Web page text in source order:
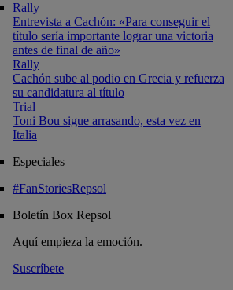
Rally
Entrevista a Cachón: «Para conseguir el
título sería importante lograr una victoria
antes de final de año»
Rally
Cachón sube al podio en Grecia y refuerza
su candidatura al título
Trial
Toni Bou sigue arrasando, esta vez en
Italia
Especiales
#FanStoriesRepsol
Boletín Box Repsol
Aquí empieza la emoción.
Suscríbete